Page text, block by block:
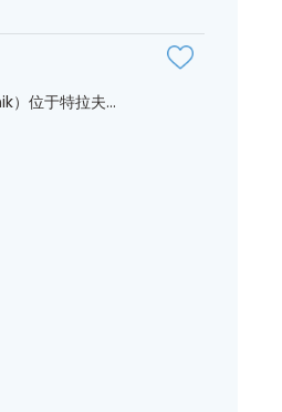
）位于特拉夫...